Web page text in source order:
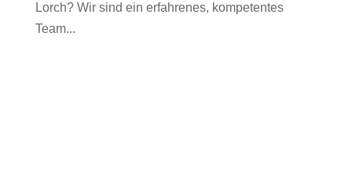
Lorch? Wir sind ein erfahrenes, kompetentes
Team...